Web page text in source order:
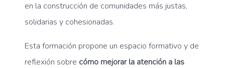
en la construcción de comunidades más justas,
solidarias y cohesionadas.
Esta formación propone un espacio formativo y de
reflexión sobre cómo mejorar la atención a las